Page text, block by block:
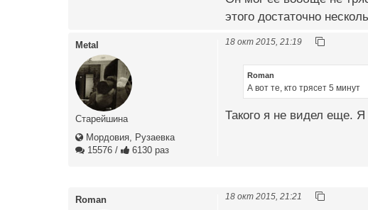
этого достаточно
Metal
Старейшина
Мордовия, Рузаевка
15576 / 6130 раз
18 окт 2015, 21:19
Roman
А вот те, кто трясет 5 минут
Такого я не видел еще.
Roman 18 окт 2015, 21:21